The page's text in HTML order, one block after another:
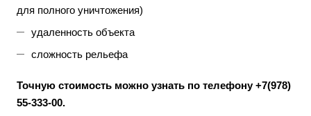
для полного уничтожения)
удаленность объекта
сложность рельефа
Точную стоимость можно узнать по телефону +7(978)
55-333-00.